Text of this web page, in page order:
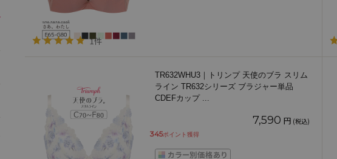
1件
TR632WHU3｜トリンプ 天使のブラ スリム
ライン TR632シリーズ ブラジャー単品
CDEFカップ ...
7,590 円 (税込)
345ポイント獲得